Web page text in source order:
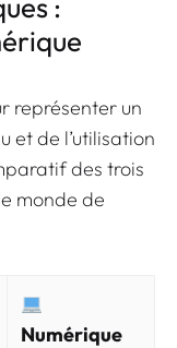
représenter un
et de l’utilisation
des trois
monde de
Numérique